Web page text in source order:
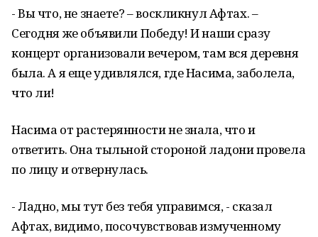
- Вы что, не знаете? – воскликнул Афтах. –
Сегодня же объявили Победу! И наши сразу
концерт организовали вечером, там вся деревня
была. А я еще удивлялся, где Насима, заболела,
что ли!
Насима от растерянности не знала, что и
ответить. Она тыльной стороной ладони провела
по лицу и отвернулась.
- Ладно, мы тут без тебя управимся, - сказал
Афтах, видимо, посочувствовав измученному